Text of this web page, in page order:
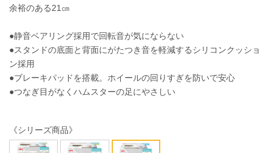
余裕のある21㎝
●静音ベアリング採用で回転音が気にならない
●スタンドの底面と背面にがたつき音を軽減するシリコンクッショ
ン採用
●ブレーキパッドを搭載。ホイールの回りすぎを防いで安心
●つなぎ目がなくハムスターの足にやさしい
《シリーズ商品》